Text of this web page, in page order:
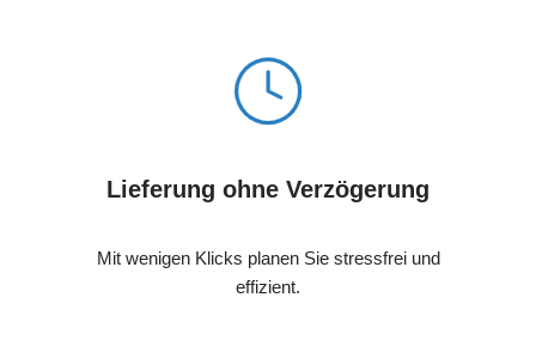
Lieferung ohne Verzögerung
Mit wenigen Klicks planen Sie stressfrei und
effizient.